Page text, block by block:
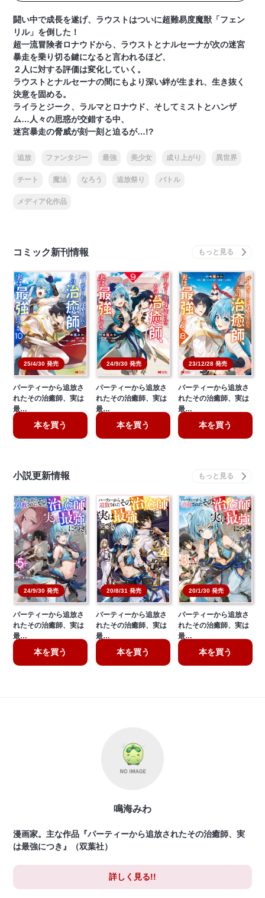
闘い中で成長を遂げ、ラウストはついに超難易度魔獣「フェン
リル」を倒した！
超一流冒険者ロナウドから、ラウストとナルセーナが次の迷宮
暴走を乗り切る鍵になると言われるほど、
２人に対する評価は変化していく。
ラウストとナルセーナの間にもより深い絆が生まれ、生き抜く
決意を固める。
ライラとジーク、ラルマとロナウド、そしてミストとハンザ
ム…人々の思惑が交錯する中、
迷宮暴走の脅威が刻一刻と迫るが…!?
追放 ファンタジー 最強 美少女 成り上がり 異世界
チート 魔法 なろう 追放祭り バトル
メディア化作品
コミック新刊情報
25/4/30 発売
パーティーから追放さ
れたその治癒師、実は
最…
本を買う
24/9/30 発売
パーティーから追放さ
れたその治癒師、実は
最…
本を買う
23/12/28 発売
パーティーから追放さ
れたその治癒師、実は
最…
本を買う
小説更新情報
24/9/30 発売
パーティーから追放さ
れたその治癒師、実は
最…
本を買う
20/8/31 発売
パーティーから追放さ
れたその治癒師、実は
最…
本を買う
20/1/30 発売
パーティーから追放さ
れたその治癒師、実は
最…
本を買う
鳴海みわ
漫画家。主な作品『パーティーから追放されたその治癒師、実
は最強につき』（双葉社）
詳しく見る!!